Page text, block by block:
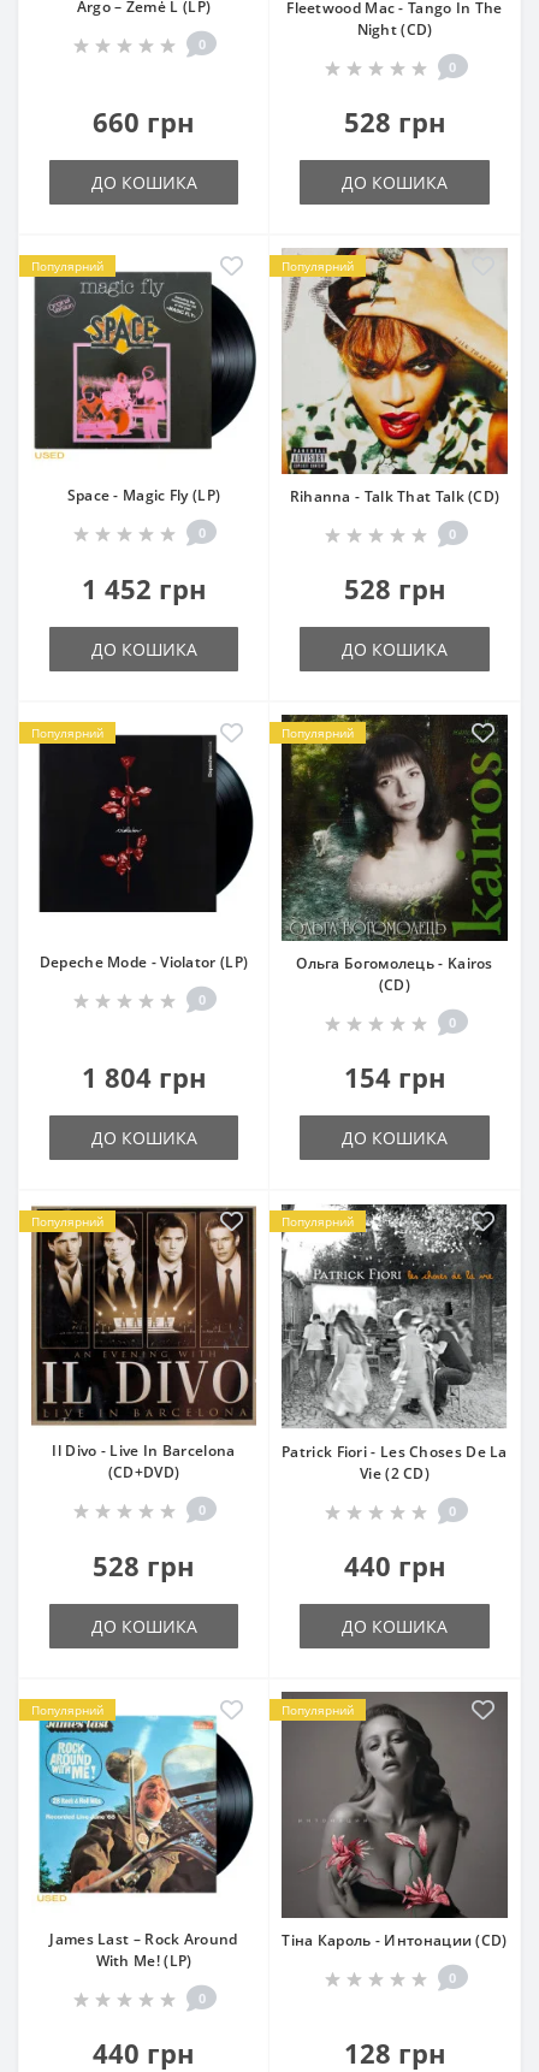
Argo – Žemė L (LP)
0
660 грн
ДО КОШИКА
Fleetwood Mac - Tango In The
Night (CD)
0
528 грн
ДО КОШИКА
Популярний
Space - Magic Fly (LP)
0
1 452 грн
ДО КОШИКА
Популярний
Rihanna - Talk That Talk (CD)
0
528 грн
ДО КОШИКА
Популярний
Depeche Mode - Violator (LP)
0
1 804 грн
ДО КОШИКА
Популярний
Ольга Богомолець - Kairos
(CD)
0
154 грн
ДО КОШИКА
Популярний
Il Divo - Live In Barcelona
(CD+DVD)
0
528 грн
ДО КОШИКА
Популярний
Patrick Fiori - Les Choses De La
Vie (2 CD)
0
440 грн
ДО КОШИКА
Популярний
James Last – Rock Around
With Me! (LP)
0
440 грн
Популярний
Тіна Кароль - Интонации (CD)
0
128 грн